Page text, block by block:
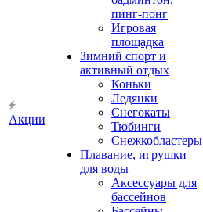
Акции
пинг-понг
Игровая
площадка
Зимний спорт и
активный отдых
Коньки
Ледянки
Снегокаты
Тюбинги
Снежкобластеры
Плавание, игрушки
для воды
Аксессуары для
бассейнов